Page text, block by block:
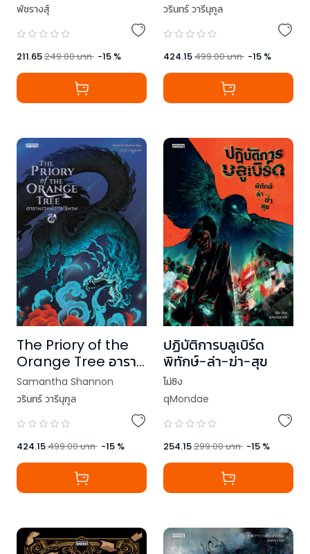
พัชรางสุ์
211.65249.00บาท -15 %
วรินทร์ วารีนุกูล
424.15499.00บาท -15 %
The Priory of the
Orange Tree อาราม
เวทมังกรไร้นาม เล่ม 2
Samantha Shannon
วรินทร์ วารีนุกูล
424.15499.00บาท -15 %
ปฏิบัติการบลูเบิร์ด
พิทักษ์-ล่า-ฆ่า-สุข
โม่ซิง
qMondae
254.15299.00บาท -15 %